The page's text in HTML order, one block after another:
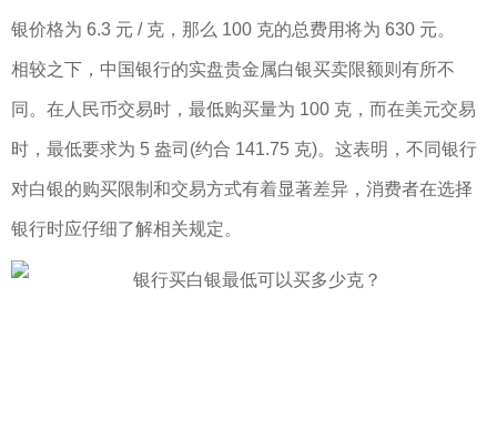
银价格为 6.3 元 / 克，那么 100 克的总费用将为 630 元。
相较之下，中国银行的实盘贵金属白银买卖限额则有所不
同。在人民币交易时，最低购买量为 100 克，而在美元交易
时，最低要求为 5 盎司(约合 141.75 克)。这表明，不同银行
对白银的购买限制和交易方式有着显著差异，消费者在选择
银行时应仔细了解相关规定。